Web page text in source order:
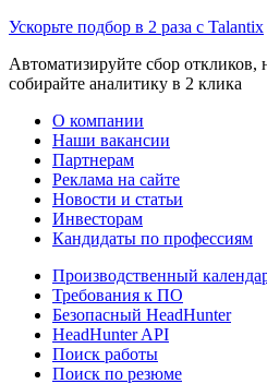
Ускорьте подбор в 2 раза с Talantix
Автоматизируйте сбор откликов,
собирайте аналитику в 2 клика
О компании
Наши вакансии
Партнерам
Реклама на сайте
Новости и статьи
Инвесторам
Кандидаты по профессиям
Производственный
Требования к ПО
Безопасный HeadHunter
HeadHunter API
Поиск работы
Поиск по резюме